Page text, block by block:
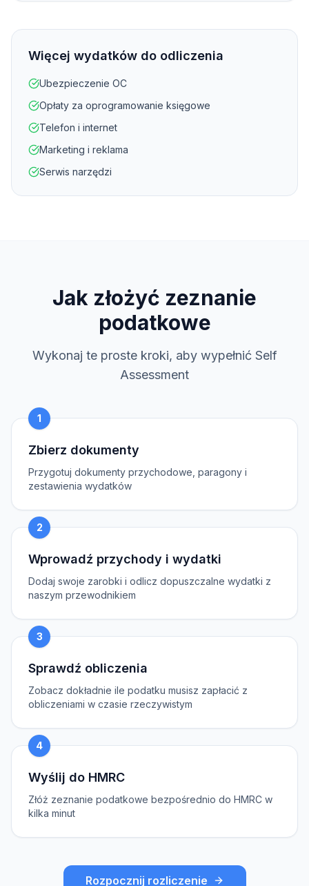
Więcej wydatków do odliczenia
Ubezpieczenie OC
Opłaty za oprogramowanie księgowe
Telefon i internet
Marketing i reklama
Serwis narzędzi
Jak złożyć zeznanie
podatkowe
Wykonaj te proste kroki, aby wypełnić Self
Assessment
1
Zbierz dokumenty
Przygotuj dokumenty przychodowe, paragony i
zestawienia wydatków
2
Wprowadź przychody i wydatki
Dodaj swoje zarobki i odlicz dopuszczalne wydatki z
naszym przewodnikiem
3
Sprawdź obliczenia
Zobacz dokładnie ile podatku musisz zapłacić z
obliczeniami w czasie rzeczywistym
4
Wyślij do HMRC
Złóż zeznanie podatkowe bezpośrednio do HMRC w
kilka minut
Rozpocznij rozliczenie